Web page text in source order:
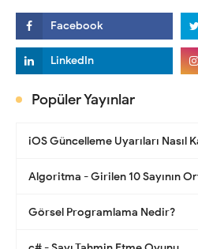
Popüler Yayınlar
iOS Güncelleme Uyarıları Nasıl
Algoritma - Girilen 10 Sayının
Görsel Programlama Nedir?